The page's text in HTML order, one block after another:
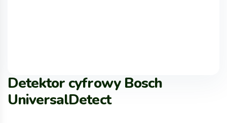
Detektor cyfrowy Bosch
UniversalDetect